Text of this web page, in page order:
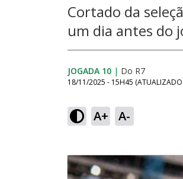
Cortado da
um dia antes do
JOGADA 10 | Do R7
18/11/2025 - 15H45 (ATUALIZADO
A+ A-